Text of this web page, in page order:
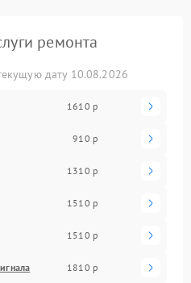
ремонта
дату 10.08.2026
1610 р
910 р
1310 р
1510 р
1510 р
1810 р